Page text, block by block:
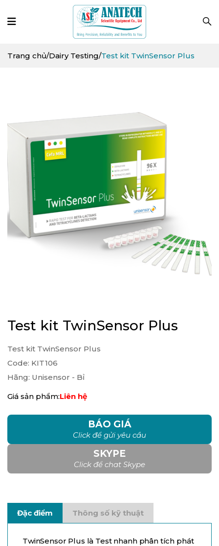
Trang chủ/Dairy Testing/Test kit TwinSensor Plus
Test kit TwinSensor Plus
Test kit TwinSensor Plus
Code: KIT106
Hãng: Unisensor - Bỉ
Giá sản phẩm:Liên hệ
BÁO GIÁ
Click để gửi yêu cầu
SKYPE
Click để chat Skype
Đặc điểm Thông số kỹ thuật
TwinSensor Plus là Test nhanh phân tích phát